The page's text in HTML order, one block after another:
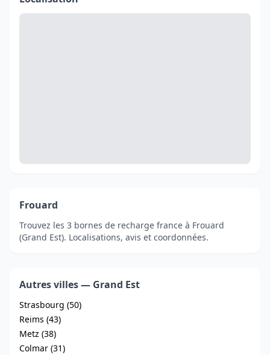
Frouard
Trouvez les 3 bornes de recharge france à Frouard
(Grand Est). Localisations, avis et coordonnées.
Autres villes — Grand Est
Strasbourg (50)
Reims (43)
Metz (38)
Colmar (31)